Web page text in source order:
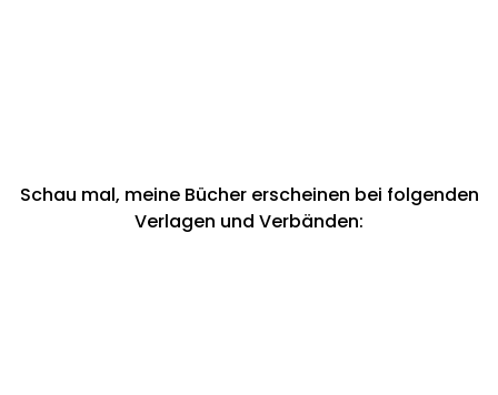
Schau mal, meine Bücher erscheinen bei folgenden
Verlagen und Verbänden: